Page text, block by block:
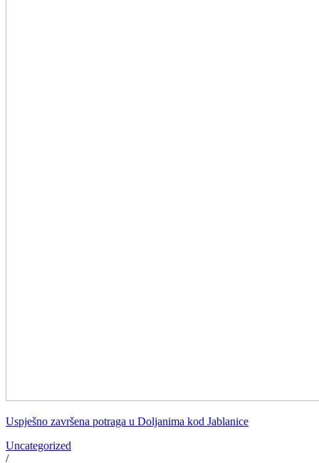
Uspješno završena potraga u Doljanima kod Jablanice
Uncategorized
/